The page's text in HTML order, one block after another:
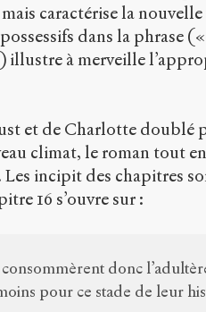
caractérise la
dans la phrase
à merveille
et de Charlotte doublé
climat, le roman tout
incipit des chapitres
16 s’ouvre sur :
donc
pour ce stade de leur